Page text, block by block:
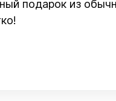
подарок из